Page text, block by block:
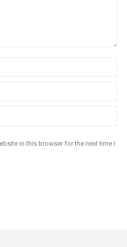
in this browser for the next time I